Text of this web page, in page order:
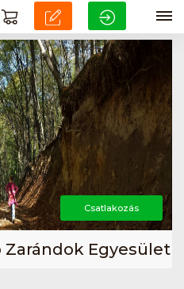
Csatlakozás
Zarándok Egyesület